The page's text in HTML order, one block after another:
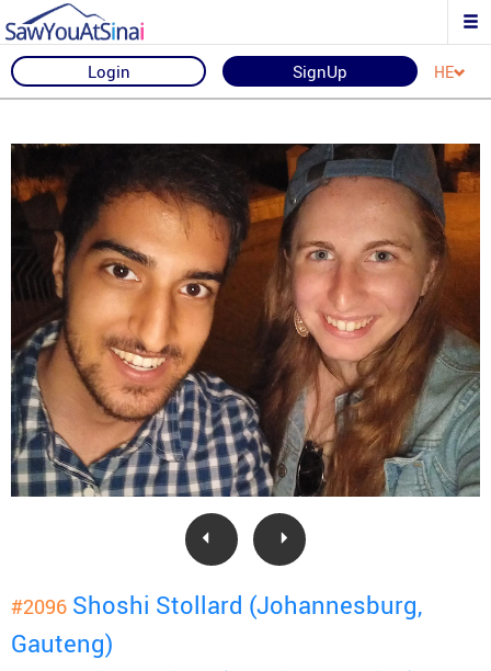
Login SignUp HE
#2096 Shoshi Stollard (Johannesburg,
Gauteng)